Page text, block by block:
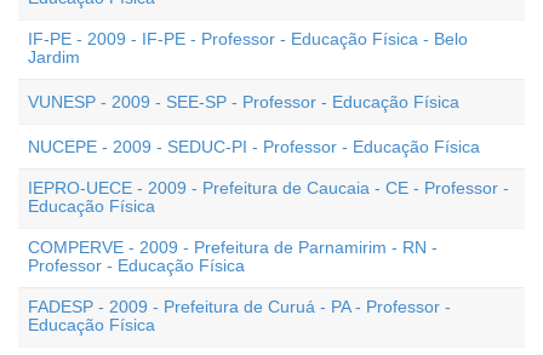
IF-PE - 2009 - IF-PE - Professor - Educação Física - Belo
Jardim
VUNESP - 2009 - SEE-SP - Professor - Educação Física
NUCEPE - 2009 - SEDUC-PI - Professor - Educação Física
IEPRO-UECE - 2009 - Prefeitura de Caucaia - CE - Professor -
Educação Física
COMPERVE - 2009 - Prefeitura de Parnamirim - RN -
Professor - Educação Física
FADESP - 2009 - Prefeitura de Curuá - PA - Professor -
Educação Física